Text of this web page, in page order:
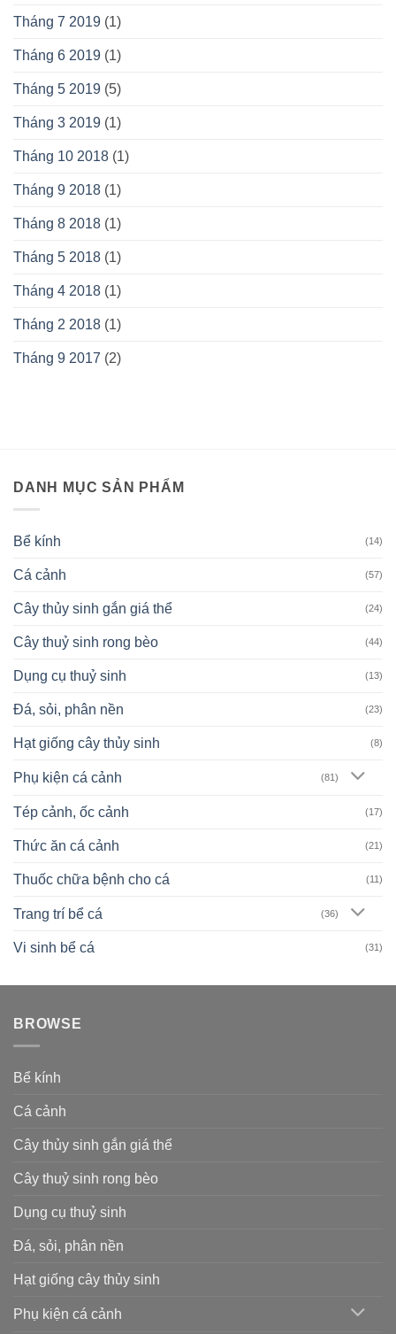
Tháng 7 2019 (1)
Tháng 6 2019 (1)
Tháng 5 2019 (5)
Tháng 3 2019 (1)
Tháng 10 2018 (1)
Tháng 9 2018 (1)
Tháng 8 2018 (1)
Tháng 5 2018 (1)
Tháng 4 2018 (1)
Tháng 2 2018 (1)
Tháng 9 2017 (2)
DANH MỤC SẢN PHẨM
Bể kính (14)
Cá cảnh (57)
Cây thủy sinh gắn giá thể (24)
Cây thuỷ sinh rong bèo (44)
Dụng cụ thuỷ sinh (13)
Đá, sỏi, phân nền (23)
Hạt giống cây thủy sinh (8)
Phụ kiện cá cảnh (81)
Tép cảnh, ốc cảnh (17)
Thức ăn cá cảnh (21)
Thuốc chữa bệnh cho cá (11)
Trang trí bể cá (36)
Vi sinh bể cá (31)
BROWSE
Bể kính
Cá cảnh
Cây thủy sinh gắn giá thể
Cây thuỷ sinh rong bèo
Dụng cụ thuỷ sinh
Đá, sỏi, phân nền
Hạt giống cây thủy sinh
Phụ kiện cá cảnh